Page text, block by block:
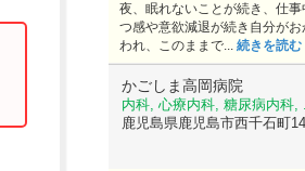
夜、眠れないことが続き、仕
つ感や意欲減退が続き自分が
われ、このままで... 続きを読む
かごしま高岡病院
内科, 心療内科, 糖尿病内科,
鹿児島県鹿児島市西千石町